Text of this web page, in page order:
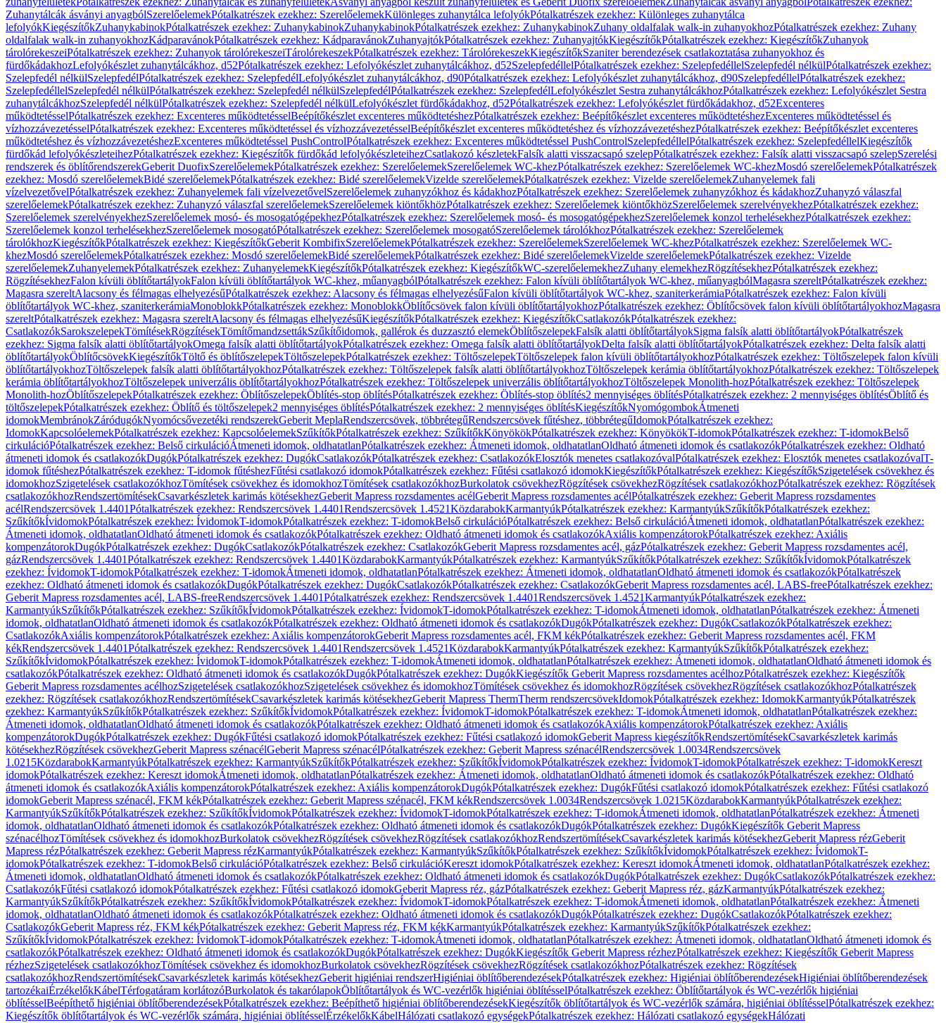
Zuhanytálcák ásványi anyagbólSzerelőelemekPótalkatrészek ezekhez: SzerelőelemekKülönleges zuhanytálca lefolyókPótalkatrészek ezekhez: Különleges zuhanytálca
lefolyókKiegészítőkZuhanykabinokPótalkatrészek ezekhez: ZuhanykabinokZuhanykabinokPótalkatrészek ezekhez: ZuhanykabinokZuhany oldalfalak walk-in zuhanyokhozPótalkatrészek ezekhez: Zuhany
oldalfalak walk-in zuhanyokhozKádparavánokPótalkatrészek ezekhez: KádparavánokZuhanyajtókPótalkatrészek ezekhez: ZuhanyajtókKiegészítőkPótalkatrészek ezekhez: KiegészítőkZuhanyok
tárolórekeszeiPótalkatrészek ezekhez: Zuhanyok tárolórekeszeiTárolórekeszekPótalkatrészek ezekhez: TárolórekeszekKiegészítőkSzaniter berendezések csatlakoztatása zuhanyokhoz és
fürdőkádakhozLefolyókészlet zuhanytálcákhoz, d52Pótalkatrészek ezekhez: Lefolyókészlet zuhanytálcákhoz, d52SzelepfedéllelPótalkatrészek ezekhez: SzelepfedéllelSzelepfedél nélkülPótalkatrészek ezekhez:
Szelepfedél nélkülSzelepfedélPótalkatrészek ezekhez: SzelepfedélLefolyókészlet zuhanytálcákhoz, d90Pótalkatrészek ezekhez: Lefolyókészlet zuhanytálcákhoz, d90SzelepfedéllelPótalkatrészek ezekhez:
SzelepfedéllelSzelepfedél nélkülPótalkatrészek ezekhez: Szelepfedél nélkülSzelepfedélPótalkatrészek ezekhez: SzelepfedélLefolyókészlet Sestra zuhanytálcákhozPótalkatrészek ezekhez: Lefolyókészlet Sestra
zuhanytálcákhozSzelepfedél nélkülPótalkatrészek ezekhez: Szelepfedél nélkülLefolyókészlet fürdőkádakhoz, d52Pótalkatrészek ezekhez: Lefolyókészlet fürdőkádakhoz, d52Excenteres
működtetésselPótalkatrészek ezekhez: Excenteres működtetésselBeépítőkészlet excenteres működtetéshezPótalkatrészek ezekhez: Beépítőkészlet excenteres működtetéshezExcenteres működtetéssel és
vízhozzávezetésselPótalkatrészek ezekhez: Excenteres működtetéssel és vízhozzávezetésselBeépítőkészlet excenteres működtetéshez és vízhozzávezetéshezPótalkatrészek ezekhez: Beépítőkészlet excenteres
működtetéshez és vízhozzávezetéshezExcenteres működtetéssel PushControlPótalkatrészek ezekhez: Excenteres működtetéssel PushControlSzelepfedéllelPótalkatrészek ezekhez: SzelepfedéllelKiegészítők
fürdőkád lefolyókészleteihezPótalkatrészek ezekhez: Kiegészítők fürdőkád lefolyókészleteihezCsatlakozó készletekFalsík alatti visszacsapó szelepPótalkatrészek ezekhez: Falsík alatti visszacsapó szelepSzerelési
rendszerek és öblítőrendszerekGeberit DuofixSzerelőelemekPótalkatrészek ezekhez: SzerelőelemekSzerelőelemek WC-khezPótalkatrészek ezekhez: Szerelőelemek WC-khezMosdó szerelőelemekPótalkatrészek
ezekhez: Mosdó szerelőelemekBidé szerelőelemekPótalkatrészek ezekhez: Bidé szerelőelemekVizelde szerelőelemekPótalkatrészek ezekhez: Vizelde szerelőelemekZuhanyelemek fali
vízelvezetővelPótalkatrészek ezekhez: Zuhanyelemek fali vízelvezetővelSzerelőelemek zuhanyzókhoz és kádakhozPótalkatrészek ezekhez: Szerelőelemek zuhanyzókhoz és kádakhozZuhanyzó válaszfal
szerelőelemekPótalkatrészek ezekhez: Zuhanyzó válaszfal szerelőelemekSzerelőelemek kiöntőkhözPótalkatrészek ezekhez: Szerelőelemek kiöntőkhözSzerelőelemek szerelvényekhezPótalkatrészek ezekhez:
Szerelőelemek szerelvényekhezSzerelőelemek mosó- és mosogatógépekhezPótalkatrészek ezekhez: Szerelőelemek mosó- és mosogatógépekhezSzerelőelemek konzol terhelésekhezPótalkatrészek ezekhez:
Szerelőelemek konzol terhelésekhezSzerelőelemek mosogatóPótalkatrészek ezekhez: Szerelőelemek mosogatóSzerelőelemek tárolókhozPótalkatrészek ezekhez: Szerelőelemek
tárolókhozKiegészítőkPótalkatrészek ezekhez: KiegészítőkGeberit KombifixSzerelőelemekPótalkatrészek ezekhez: SzerelőelemekSzerelőelemek WC-khezPótalkatrészek ezekhez: Szerelőelemek WC-
khezMosdó szerelőelemekPótalkatrészek ezekhez: Mosdó szerelőelemekBidé szerelőelemekPótalkatrészek ezekhez: Bidé szerelőelemekVizelde szerelőelemekPótalkatrészek ezekhez: Vizelde
szerelőelemekZuhanyelemekPótalkatrészek ezekhez: ZuhanyelemekKiegészítőkPótalkatrészek ezekhez: KiegészítőkWC-szerelőelemekhezZuhany elemekhezRögzítésekhezPótalkatrészek ezekhez:
RögzítésekhezFalon kívüli öblítőtartályokFalon kívüli öblítőtartályok WC-khez, műanyagbólPótalkatrészek ezekhez: Falon kívüli öblítőtartályok WC-khez, műanyagbólMagasra szereltPótalkatrészek ezekhez:
Magasra szereltAlacsony és félmagas elhelyezésűPótalkatrészek ezekhez: Alacsony és félmagas elhelyezésűFalon kívüli öblítőtartályok WC-khez, szaniterkerámiaPótalkatrészek ezekhez: Falon kívüli
öblítőtartályok WC-khez, szaniterkerámiaMonoblokkPótalkatrészek ezekhez: MonoblokkÖblítőcsövek falon kívüli öblítőtartályokhozPótalkatrészek ezekhez: Öblítőcsövek falon kívüli öblítőtartályokhozMagasra
szereltPótalkatrészek ezekhez: Magasra szereltAlacsony és félmagas elhelyezésűKiegészítőkPótalkatrészek ezekhez: KiegészítőkCsatlakozókPótalkatrészek ezekhez:
CsatlakozókSarokszelepekTömítésekRögzítésekTömítőmandzsettákSzűkítőidomok, gallérok és duzzasztó elemekÖblítőszelepekFalsík alatti öblítőtartályokSigma falsík alatti öblítőtartályokPótalkatrészek
ezekhez: Sigma falsík alatti öblítőtartályokOmega falsík alatti öblítőtartályokPótalkatrészek ezekhez: Omega falsík alatti öblítőtartályokDelta falsík alatti öblítőtartályokPótalkatrészek ezekhez: Delta falsík alatti
öblítőtartályokÖblítőcsövekKiegészítőkTöltő és öblítőszelepekTöltőszelepekPótalkatrészek ezekhez: TöltőszelepekTöltőszelepek falon kívüli öblítőtartályokhozPótalkatrészek ezekhez: Töltőszelepek falon kívüli
öblítőtartályokhozTöltőszelepek falsík alatti öblítőtartályokhozPótalkatrészek ezekhez: Töltőszelepek falsík alatti öblítőtartályokhozTöltőszelepek kerámia öblítőtartályokhozPótalkatrészek ezekhez: Töltőszelepek
kerámia öblítőtartályokhozTöltőszelepek univerzális öblítőtartályokhozPótalkatrészek ezekhez: Töltőszelepek univerzális öblítőtartályokhozTöltőszelepek Monolith-hozPótalkatrészek ezekhez: Töltőszelepek
Monolith-hozÖblítőszelepekPótalkatrészek ezekhez: ÖblítőszelepekÖblítés-stop öblítésPótalkatrészek ezekhez: Öblítés-stop öblítés2 mennyiséges öblítésPótalkatrészek ezekhez: 2 mennyiséges öblítésÖblítő és
töltőszelepekPótalkatrészek ezekhez: Öblítő és töltőszelepek2 mennyiséges öblítésPótalkatrészek ezekhez: 2 mennyiséges öblítésKiegészítőkNyomógombokÁtmeneti
idomokMembránokZáródugókNyomócsővezetéki rendszerekGeberit MeplaRendszercsövek, többrétegűRendszercsövek fűtéshez, többrétegűIdomokPótalkatrészek ezekhez:
IdomokKapcsolóelemekPótalkatrészek ezekhez: KapcsolóelemekSzűkítőkPótalkatrészek ezekhez: SzűkítőkKönyökökPótalkatrészek ezekhez: KönyökökT-idomokPótalkatrészek ezekhez: T-idomokBelső
cirkulációPótalkatrészek ezekhez: Belső cirkulációÁtmeneti idomok, oldhatatlanPótalkatrészek ezekhez: Átmeneti idomok, oldhatatlanOldható átmeneti idomok és csatlakozókPótalkatrészek ezekhez: Oldható
átmeneti idomok és csatlakozókDugókPótalkatrészek ezekhez: DugókCsatlakozókPótalkatrészek ezekhez: CsatlakozókElosztók menetes csatlakozóvalPótalkatrészek ezekhez: Elosztók menetes csatlakozóvalT-
idomok fűtéshezPótalkatrészek ezekhez: T-idomok fűtéshezFűtési csatlakozó idomokPótalkatrészek ezekhez: Fűtési csatlakozó idomokKiegészítőkPótalkatrészek ezekhez: KiegészítőkSzigetelések csövekhez és
idomokhozSzigetelések csatlakozókhozTömítések csövekhez és idomokhozTömítések csatlakozókhozBurkolatok csövekhezRögzítések csövekhezRögzítések csatlakozókhozPótalkatrészek ezekhez: Rögzítések
csatlakozókhozRendszertömítésekCsavarkészletek karimás kötésekhezGeberit Mapress rozsdamentes acélGeberit Mapress rozsdamentes acélPótalkatrészek ezekhez: Geberit Mapress rozsdamentes
acélRendszercsövek 1.4401Pótalkatrészek ezekhez: Rendszercsövek 1.4401Rendszercsövek 1.4521KözdarabokKarmantyúkPótalkatrészek ezekhez: KarmantyúkSzűkítőkPótalkatrészek ezekhez:
SzűkítőkÍvidomokPótalkatrészek ezekhez: ÍvidomokT-idomokPótalkatrészek ezekhez: T-idomokBelső cirkulációPótalkatrészek ezekhez: Belső cirkulációÁtmeneti idomok, oldhatatlanPótalkatrészek ezekhez:
Átmeneti idomok, oldhatatlanOldható átmeneti idomok és csatlakozókPótalkatrészek ezekhez: Oldható átmeneti idomok és csatlakozókAxiális kompenzátorokPótalkatrészek ezekhez: Axiális
kompenzátorokDugókPótalkatrészek ezekhez: DugókCsatlakozókPótalkatrészek ezekhez: CsatlakozókGeberit Mapress rozsdamentes acél, gázPótalkatrészek ezekhez: Geberit Mapress rozsdamentes acél,
gázRendszercsövek 1.4401Pótalkatrészek ezekhez: Rendszercsövek 1.4401KözdarabokKarmantyúkPótalkatrészek ezekhez: KarmantyúkSzűkítőkPótalkatrészek ezekhez: SzűkítőkÍvidomokPótalkatrészek
ezekhez: ÍvidomokT-idomokPótalkatrészek ezekhez: T-idomokÁtmeneti idomok, oldhatatlanPótalkatrészek ezekhez: Átmeneti idomok, oldhatatlanOldható átmeneti idomok és csatlakozókPótalkatrészek
ezekhez: Oldható átmeneti idomok és csatlakozókDugókPótalkatrészek ezekhez: DugókCsatlakozókPótalkatrészek ezekhez: CsatlakozókGeberit Mapress rozsdamentes acél, LABS-freePótalkatrészek ezekhez:
Geberit Mapress rozsdamentes acél, LABS-freeRendszercsövek 1.4401Pótalkatrészek ezekhez: Rendszercsövek 1.4401Rendszercsövek 1.4521KarmantyúkPótalkatrészek ezekhez:
KarmantyúkSzűkítőkPótalkatrészek ezekhez: SzűkítőkÍvidomokPótalkatrészek ezekhez: ÍvidomokT-idomokPótalkatrészek ezekhez: T-idomokÁtmeneti idomok, oldhatatlanPótalkatrészek ezekhez: Átmeneti
idomok, oldhatatlanOldható átmeneti idomok és csatlakozókPótalkatrészek ezekhez: Oldható átmeneti idomok és csatlakozókDugókPótalkatrészek ezekhez: DugókCsatlakozókPótalkatrészek ezekhez:
CsatlakozókAxiális kompenzátorokPótalkatrészek ezekhez: Axiális kompenzátorokGeberit Mapress rozsdamentes acél, FKM kékPótalkatrészek ezekhez: Geberit Mapress rozsdamentes acél, FKM
kékRendszercsövek 1.4401Pótalkatrészek ezekhez: Rendszercsövek 1.4401Rendszercsövek 1.4521KözdarabokKarmantyúkPótalkatrészek ezekhez: KarmantyúkSzűkítőkPótalkatrészek ezekhez:
SzűkítőkÍvidomokPótalkatrészek ezekhez: ÍvidomokT-idomokPótalkatrészek ezekhez: T-idomokÁtmeneti idomok, oldhatatlanPótalkatrészek ezekhez: Átmeneti idomok, oldhatatlanOldható átmeneti idomok és
csatlakozókPótalkatrészek ezekhez: Oldható átmeneti idomok és csatlakozókDugókPótalkatrészek ezekhez: DugókKiegészítők Geberit Mapress rozsdamentes acélhozPótalkatrészek ezekhez: Kiegészítők
Geberit Mapress rozsdamentes acélhozSzigetelések csatlakozókhozSzigetelések csövekhez és idomokhozTömítések csövekhez és idomokhozRögzítések csövekhezRögzítések csatlakozókhozPótalkatrészek
ezekhez: Rögzítések csatlakozókhozRendszertömítésekCsavarkészletek karimás kötésekhezGeberit Mapress ThermTherm rendszercsövekIdomokPótalkatrészek ezekhez: IdomokKarmantyúkPótalkatrészek
ezekhez: KarmantyúkSzűkítőkPótalkatrészek ezekhez: SzűkítőkÍvidomokPótalkatrészek ezekhez: ÍvidomokT-idomokPótalkatrészek ezekhez: T-idomokÁtmeneti idomok, oldhatatlanPótalkatrészek ezekhez:
Átmeneti idomok, oldhatatlanOldható átmeneti idomok és csatlakozókPótalkatrészek ezekhez: Oldható átmeneti idomok és csatlakozókAxiális kompenzátorokPótalkatrészek ezekhez: Axiális
kompenzátorokDugókPótalkatrészek ezekhez: DugókFűtési csatlakozó idomokPótalkatrészek ezekhez: Fűtési csatlakozó idomokGeberit Mapress kiegészítőkRendszertömítésekCsavarkészletek karimás
kötésekhezRögzítések csövekhezGeberit Mapress szénacélGeberit Mapress szénacélPótalkatrészek ezekhez: Geberit Mapress szénacélRendszercsövek 1.0034Rendszercsövek
1.0215KözdarabokKarmantyúkPótalkatrészek ezekhez: KarmantyúkSzűkítőkPótalkatrészek ezekhez: SzűkítőkÍvidomokPótalkatrészek ezekhez: ÍvidomokT-idomokPótalkatrészek ezekhez: T-idomokKereszt
idomokPótalkatrészek ezekhez: Kereszt idomokÁtmeneti idomok, oldhatatlanPótalkatrészek ezekhez: Átmeneti idomok, oldhatatlanOldható átmeneti idomok és csatlakozókPótalkatrészek ezekhez: Oldható
átmeneti idomok és csatlakozókAxiális kompenzátorokPótalkatrészek ezekhez: Axiális kompenzátorokDugókPótalkatrészek ezekhez: DugókFűtési csatlakozó idomokPótalkatrészek ezekhez: Fűtési csatlakozó
idomokGeberit Mapress szénacél, FKM kékPótalkatrészek ezekhez: Geberit Mapress szénacél, FKM kékRendszercsövek 1.0034Rendszercsövek 1.0215KözdarabokKarmantyúkPótalkatrészek ezekhez:
KarmantyúkSzűkítőkPótalkatrészek ezekhez: SzűkítőkÍvidomokPótalkatrészek ezekhez: ÍvidomokT-idomokPótalkatrészek ezekhez: T-idomokÁtmeneti idomok, oldhatatlanPótalkatrészek ezekhez: Átmeneti
idomok, oldhatatlanOldható átmeneti idomok és csatlakozókPótalkatrészek ezekhez: Oldható átmeneti idomok és csatlakozókDugókPótalkatrészek ezekhez: DugókKiegészítők Geberit Mapress
szénacélhozTömítések csövekhez és idomokhozBurkolatok csövekhezRögzítések csövekhezRögzítések csatlakozókhozRendszertömítésekCsavarkészletek karimás kötésekhezGeberit Mapress rézGeberit
Mapress rézPótalkatrészek ezekhez: Geberit Mapress rézKarmantyúkPótalkatrészek ezekhez: KarmantyúkSzűkítőkPótalkatrészek ezekhez: SzűkítőkÍvidomokPótalkatrészek ezekhez: ÍvidomokT-
idomokPótalkatrészek ezekhez: T-idomokBelső cirkulációPótalkatrészek ezekhez: Belső cirkulációKereszt idomokPótalkatrészek ezekhez: Kereszt idomokÁtmeneti idomok, oldhatatlanPótalkatrészek ezekhez:
Átmeneti idomok, oldhatatlanOldható átmeneti idomok és csatlakozókPótalkatrészek ezekhez: Oldható átmeneti idomok és csatlakozókDugókPótalkatrészek ezekhez: DugókCsatlakozókPótalkatrészek ezekhez:
CsatlakozókFűtési csatlakozó idomokPótalkatrészek ezekhez: Fűtési csatlakozó idomokGeberit Mapress réz, gázPótalkatrészek ezekhez: Geberit Mapress réz, gázKarmantyúkPótalkatrészek ezekhez:
KarmantyúkSzűkítőkPótalkatrészek ezekhez: SzűkítőkÍvidomokPótalkatrészek ezekhez: ÍvidomokT-idomokPótalkatrészek ezekhez: T-idomokÁtmeneti idomok, oldhatatlanPótalkatrészek ezekhez: Átmeneti
idomok, oldhatatlanOldható átmeneti idomok és csatlakozókPótalkatrészek ezekhez: Oldható átmeneti idomok és csatlakozókDugókPótalkatrészek ezekhez: DugókCsatlakozókPótalkatrészek ezekhez:
CsatlakozókGeberit Mapress réz, FKM kékPótalkatrészek ezekhez: Geberit Mapress réz, FKM kékKarmantyúkPótalkatrészek ezekhez: KarmantyúkSzűkítőkPótalkatrészek ezekhez:
SzűkítőkÍvidomokPótalkatrészek ezekhez: ÍvidomokT-idomokPótalkatrészek ezekhez: T-idomokÁtmeneti idomok, oldhatatlanPótalkatrészek ezekhez: Átmeneti idomok, oldhatatlanOldható átmeneti idomok és
csatlakozókPótalkatrészek ezekhez: Oldható átmeneti idomok és csatlakozókDugókPótalkatrészek ezekhez: DugókKiegészítők Geberit Mapress rézhezPótalkatrészek ezekhez: Kiegészítők Geberit Mapress
rézhezSzigetelések csatlakozókhozTömítések csövekhez és idomokhozBurkolatok csövekhezRögzítések csövekhezRögzítések csatlakozókhozPótalkatrészek ezekhez: Rögzítések
csatlakozókhozRendszertömítésekCsavarkészletek karimás kötésekhezGeberit higiéniai rendszerHigiéniai öblítőberendezésekPótalkatrészek ezekhez: Higiéniai öblítőberendezésekHigiéniai öblítőberendezések
tartozékaiÉrzékelőkKábelTérfogatáram korlátozóBurkolatok és takarólapokÖblítőtartályok és WC-vezérlők higiéniai öblítésselPótalkatrészek ezekhez: Öblítőtartályok és WC-vezérlők higiéniai
öblítésselBeépíthető higiéniai öblítőberendezésekPótalkatrészek ezekhez: Beépíthető higiéniai öblítőberendezésekKiegészítők öblítőtartályok és WC-vezérlők számára, higiéniai öblítésselPótalkatrészek ezekhez:
Kiegészítők öblítőtartályok és WC-vezérlők számára, higiéniai öblítésselÉrzékelőkKábelHálózati csatlakozó egységekPótalkatrészek ezekhez: Hálózati csatlakozó egységekHálózati